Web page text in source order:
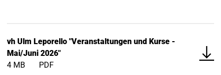
Download
file::
vh Ulm Leporello "Veranstaltungen und Kurse -
Mai/Juni 2026"
4 MB
PDF